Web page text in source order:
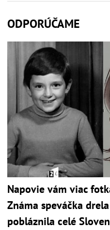
ODPORÚČAME
Napovie vám viac
Známa speváčka
pobláznila celé